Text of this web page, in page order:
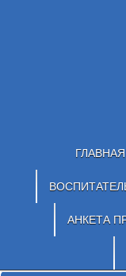
ГЛАВНАЯ
АНКЕТА